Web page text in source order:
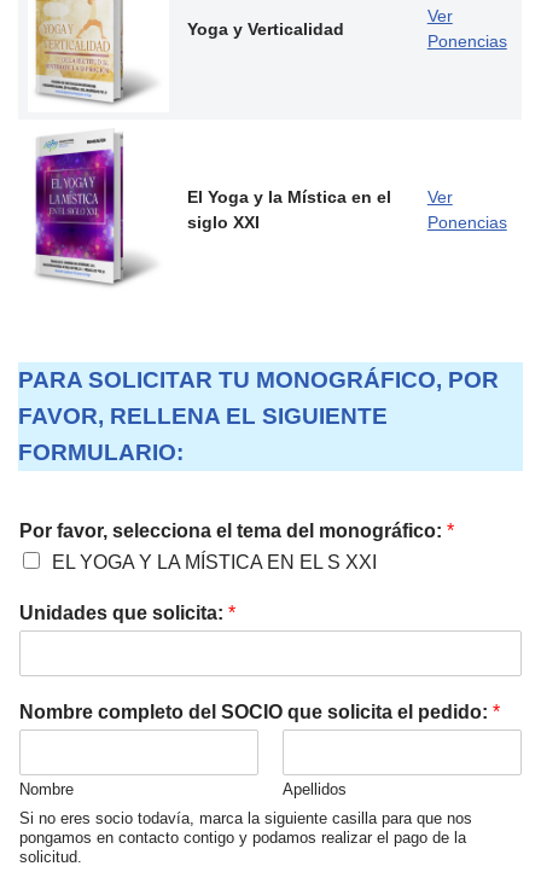
Yoga y Verticalidad
Ver
Ponencias
El Yoga y la Mística en el
siglo XXI
Ver
Ponencias
PARA SOLICITAR TU MONOGRÁFICO, POR
FAVOR, RELLENA EL SIGUIENTE
FORMULARIO:
Por favor, selecciona el tema del monográfico: *
EL YOGA Y LA MÍSTICA EN EL S XXI
Unidades que solicita: *
Nombre completo del SOCIO que solicita el pedido: *
Nombre
Apellidos
Si no eres socio todavía, marca la siguiente casilla para que nos
pongamos en contacto contigo y podamos realizar el pago de la
solicitud.